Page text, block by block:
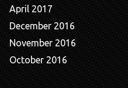
April 2017
December 2016
November 2016
October 2016